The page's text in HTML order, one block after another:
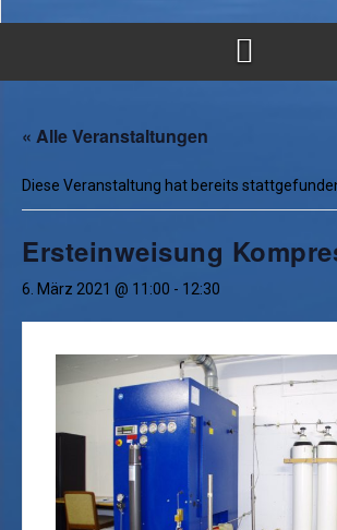
« Alle Veranstaltungen
Diese Veranstaltung hat bereits
Ersteinweisung
6. März 2021 @ 11:00 - 12:30